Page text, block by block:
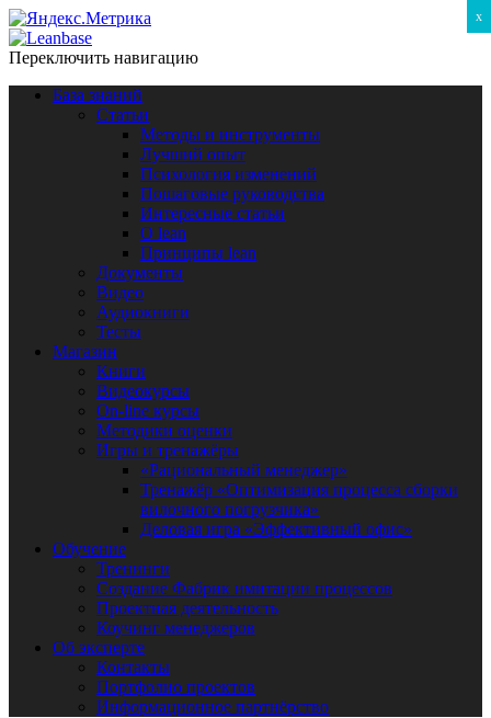
Переключить навигацию
База знаний
Статьи
Методы и инструменты
Лучший опыт
Психология изменений
Пошаговые руководства
Интересные статьи
O lean
Принципы lean
Документы
Видео
Аудиокниги
Тесты
Магазин
Книги
Видеокурсы
On-line курсы
Методики оценки
Игры и тренажёры
«Рациональный менеджер»
Тренажёр «Оптимизация процесса сборки
вилочного погрузчика»
Деловая игра «Эффективный офис»
Обучение
Тренинги
Создание Фабрик имитации процессов
Проектная деятельность
Коучинг менеджеров
Об эксперте
Контакты
Портфолио проектов
Информационное партнёрство
x